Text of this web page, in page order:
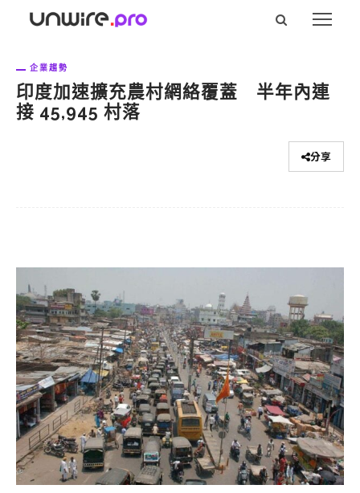
企業趨勢
印度加速擴充農村網絡覆蓋 半年內連
接 45,945 村落
分享